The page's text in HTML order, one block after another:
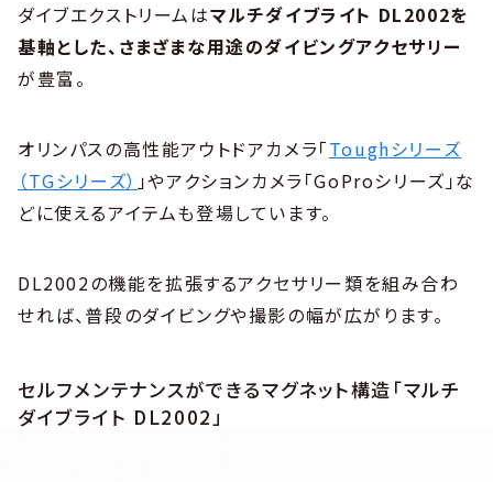
ダイブエクストリームはマルチダイブライト DL2002を
基軸とした、さまざまな用途のダイビングアクセサリー
が豊富。
オリンパスの高性能アウトドアカメラ「Toughシリーズ
（TGシリーズ） 」やアクションカメラ「GoProシリーズ」な
どに使えるアイテムも登場しています。
DL2002の機能を拡張するアクセサリー類を組み合わ
せれば、普段のダイビングや撮影の幅が広がります。
セルフメンテナンスができるマグネット構造「マルチ
ダイブライト DL2002」